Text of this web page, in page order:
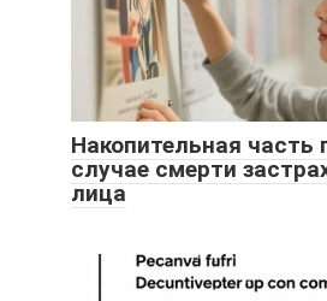
Накопительная часть
случае смерти
лица